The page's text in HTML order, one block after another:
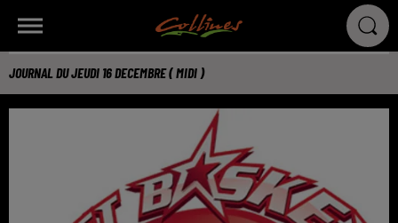
JOURNAL DU JEUDI 16 DECEMBRE ( MIDI )